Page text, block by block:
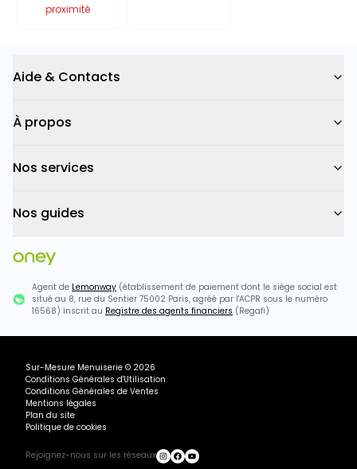
proximité
Aide & Contacts
À propos
Nos services
Nos guides
Agent de Lemonway (établissement de paiement dont le siège social est
situé au 8, rue du Sentier 75002 Paris, agréé par l'ACPR sous le numéro
16568) inscrit au Registre des agents financiers (Regafi)
Sur-Mesure Menuiserie © 2026
Conditions Générales d'Utilisation
Conditions Générales de Ventes
Mentions légales
Plan du site
Politique de cookies
Rejoignez-nous sur les réseaux